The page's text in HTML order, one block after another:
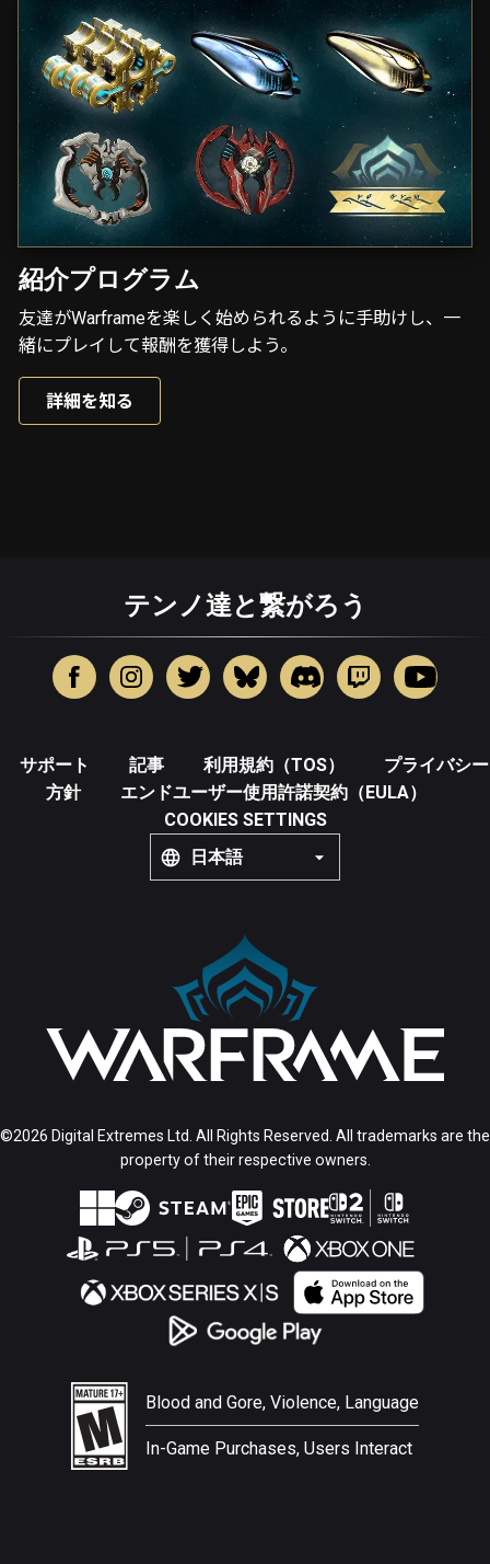
紹介プログラム
友達がWarframeを楽しく始められるように手助けし、一
緒にプレイして報酬を獲得しよう。
詳細を知る
テンノ達と繋がろう
サポート 記事 利用規約（TOS）
プライバシー
方針
エンドユーザー使用許諾契約（EULA）
COOKIES SETTINGS
日本語
©2026 Digital Extremes Ltd. All Rights Reserved. All trademarks are the
property of their respective owners.
Blood and Gore, Violence, Language
In-Game Purchases, Users Interact